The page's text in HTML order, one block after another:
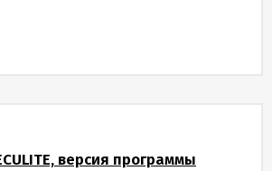
версия программы